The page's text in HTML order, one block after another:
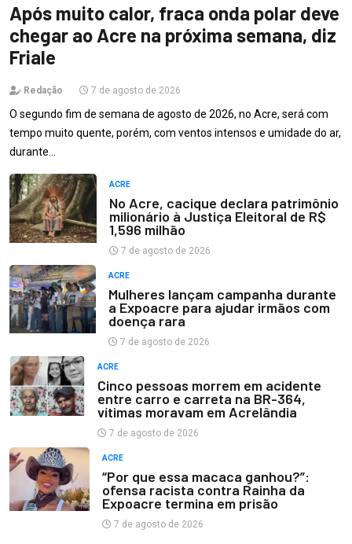
Após muito calor, fraca onda polar deve
chegar ao Acre na próxima semana, diz
Friale
Redação 7 de agosto de 2026
O segundo fim de semana de agosto de 2026, no Acre, será com
tempo muito quente, porém, com ventos intensos e umidade do ar,
durante…
ACRE
No Acre, cacique declara patrimônio
milionário à Justiça Eleitoral de R$
1,596 milhão
7 de agosto de 2026
ACRE
Mulheres lançam campanha durante
a Expoacre para ajudar irmãos com
doença rara
7 de agosto de 2026
ACRE
Cinco pessoas morrem em acidente
entre carro e carreta na BR-364,
vítimas moravam em Acrelândia
7 de agosto de 2026
ACRE
“Por que essa macaca ganhou?”:
ofensa racista contra Rainha da
Expoacre termina em prisão
7 de agosto de 2026